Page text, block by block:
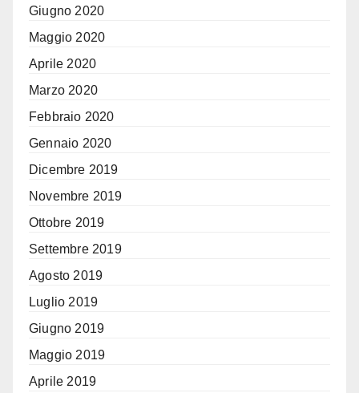
Giugno 2020
Maggio 2020
Aprile 2020
Marzo 2020
Febbraio 2020
Gennaio 2020
Dicembre 2019
Novembre 2019
Ottobre 2019
Settembre 2019
Agosto 2019
Luglio 2019
Giugno 2019
Maggio 2019
Aprile 2019